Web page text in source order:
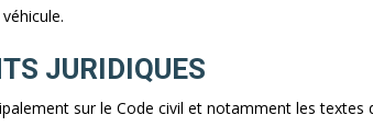
JURIDIQUES
sur le Code civil et notamment les textes